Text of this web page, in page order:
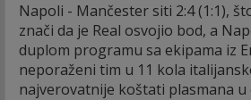
Napoli - Mančester siti 2:4 (1:1),
znači da je Real osvojio bod, a
duplom programu sa ekipama iz
neporaženi tim u 11 kola
najverovatnije koštati plasmana